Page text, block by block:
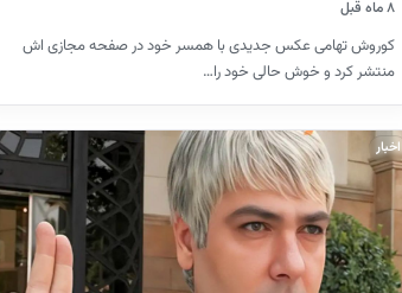
۸ ماه قبل
کوروش تهامی عکس جدیدی با همسر خود در صفحه مجازی اش
منتشر کرد و خوش حالی خود را…
اخبار